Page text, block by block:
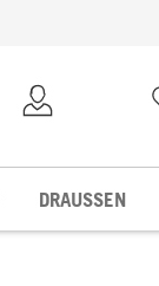
DRAUSSEN